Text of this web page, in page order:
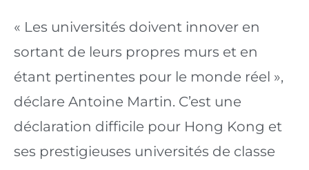
« Les universités doivent innover en
sortant de leurs propres murs et en
étant pertinentes pour le monde réel »,
déclare Antoine Martin. C’est une
déclaration difficile pour Hong Kong et
ses prestigieuses universités de classe